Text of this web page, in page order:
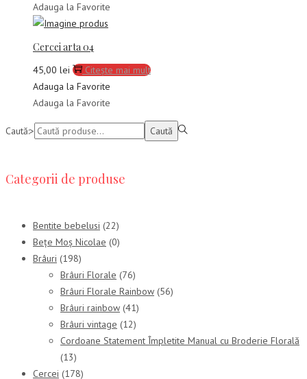
Adauga la Favorite
Cercei arta 04
45,00 lei
Citește mai mult
Adauga la Favorite
Adauga la Favorite
Caută:> Caută
Categorii de produse
Bentite bebelusi (22)
Bețe Moș Nicolae (0)
Brâuri (198)
Brâuri Florale (76)
Brâuri Florale Rainbow (56)
Brâuri rainbow (41)
Brâuri vintage (12)
Cordoane Statement Împletite Manual cu Broderie Florală
(13)
Cercei (178)